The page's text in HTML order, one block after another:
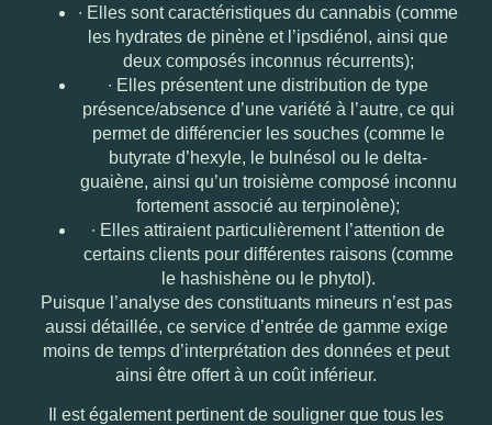
∙ Elles sont caractéristiques du cannabis (comme
les hydrates de pinène et l’ipsdiénol, ainsi que
deux composés inconnus récurrents);
∙ Elles présentent une distribution de type
présence/absence d’une variété à l’autre, ce qui
permet de différencier les souches (comme le
butyrate d’hexyle, le bulnésol ou le delta-
guaiène, ainsi qu’un troisième composé inconnu
fortement associé au terpinolène);
∙ Elles attiraient particulièrement l’attention de
certains clients pour différentes raisons (comme
le hashishène ou le phytol).
Puisque l’analyse des constituants mineurs n’est pas
aussi détaillée, ce service d’entrée de gamme exige
moins de temps d’interprétation des données et peut
ainsi être offert à un coût inférieur.
Il est également pertinent de souligner que tous les